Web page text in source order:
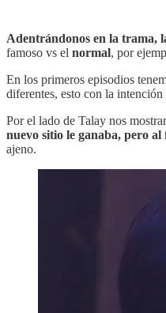
Adentrándonos en la trama,
famoso vs el normal, por
En los primeros episodios
diferentes, esto con la
Por el lado de Talay nos
nuevo sitio le ganaba, pero
ajeno.